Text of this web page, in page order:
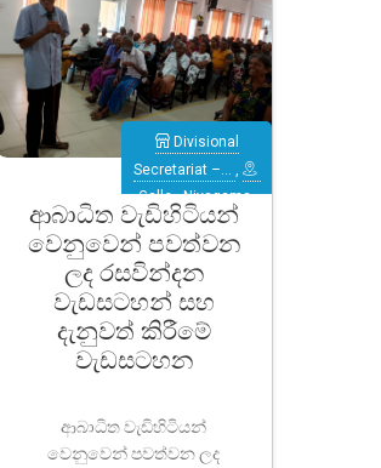
ආබාධිත වැඩිහිටියන්
වෙනුවෙන් පවත්වන
ලද රසවින්දන
වැඩසටහන් සහ
දැනුවත් කිරීමේ
වැඩසටහන
Divisional
Secretariat –…
Galle ,Niyagama
ආබාධිත වැඩිහිටියන්
වෙනුවෙන් පවත්වන ලද